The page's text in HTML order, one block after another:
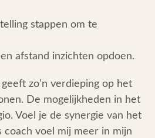
stappen om te
afstand inzichten opdoen.
zo’n verdieping op het
De mogelijkheden in het
Voel je de synergie van het
coach voel mij meer in mijn